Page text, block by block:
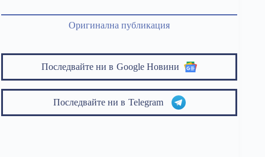
Оригинална публикация
Последвайте ни в Google Новини
Последвайте ни в Telegram